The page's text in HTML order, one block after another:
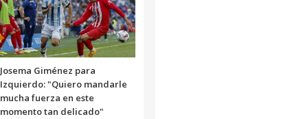
Josema Giménez para
Izquierdo: "Quiero mandarle
mucha fuerza en este
momento tan delicado"